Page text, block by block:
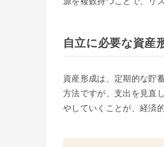
自立に必要な資産
資産形成は、定期的な貯
方法ですが、支出を見直
やしていくことが、経済